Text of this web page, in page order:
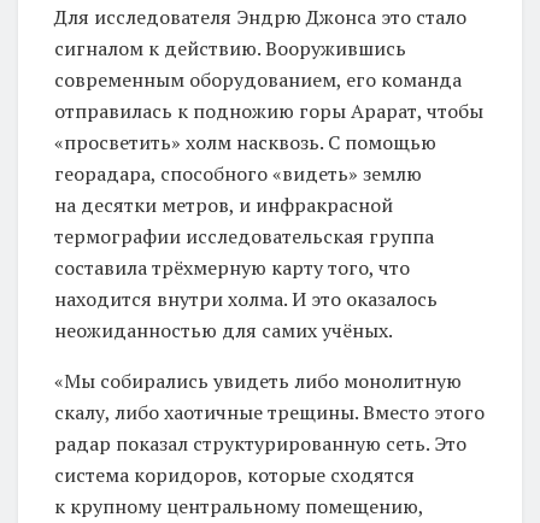
Для исследователя Эндрю Джонса это стало
сигналом к действию. Вооружившись
современным оборудованием, его команда
отправилась к подножию горы Арарат, чтобы
«просветить» холм насквозь. С помощью
георадара, способного «видеть» землю
на десятки метров, и инфракрасной
термографии исследовательская группа
составила трёхмерную карту того, что
находится внутри холма. И это оказалось
неожиданностью для самих учёных.
«Мы собирались увидеть либо монолитную
скалу, либо хаотичные трещины. Вместо этого
радар показал структурированную сеть. Это
система коридоров, которые сходятся
к крупному центральному помещению,